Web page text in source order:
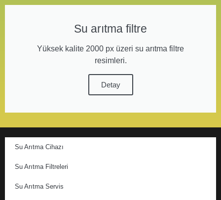
Su arıtma filtre
Yüksek kalite 2000 px üzeri su arıtma filtre
resimleri.
Detay
Su Arıtma Cihazı
Su Arıtma Filtreleri
Su Arıtma Servis